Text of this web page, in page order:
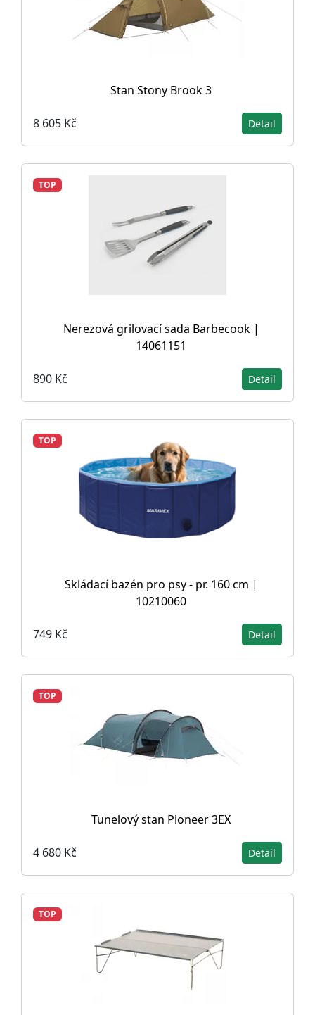
Stan Stony Brook 3
8 605 Kč Detail
TOP
Nerezová grilovací sada Barbecook |
14061151
890 Kč Detail
TOP
Skládací bazén pro psy - pr. 160 cm |
10210060
749 Kč Detail
TOP
Tunelový stan Pioneer 3EX
4 680 Kč Detail
TOP